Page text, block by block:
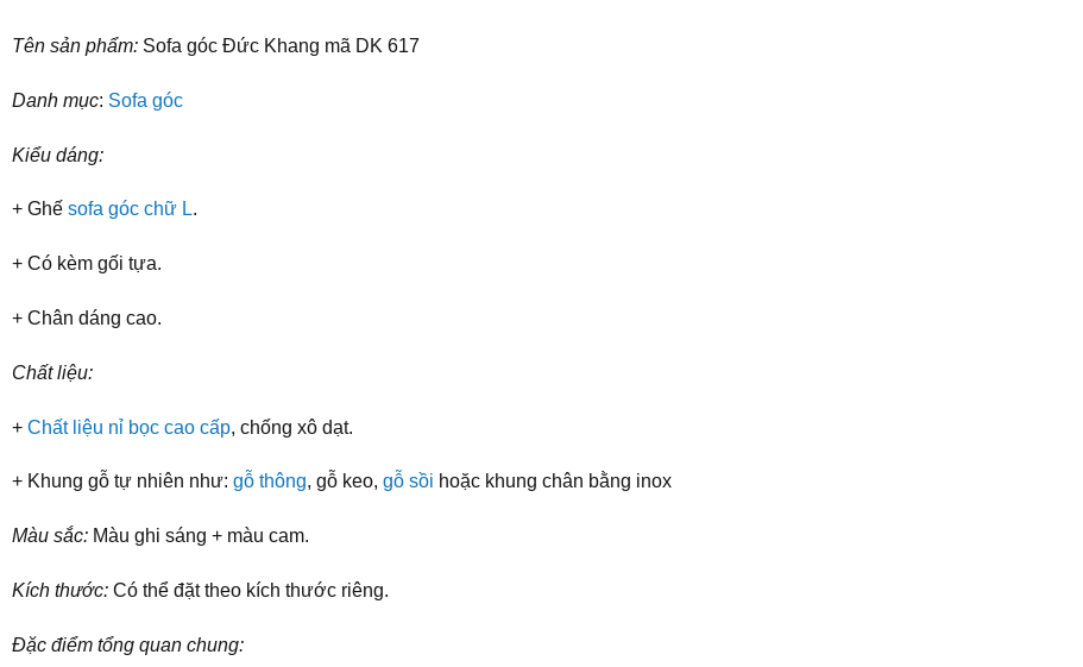
Tên sản phẩm:Sofa góc Đức Khang mã DK 617
Danh mục: Sofa góc
Kiểu dáng:
+ Ghế sofa góc chữ L.
+ Có kèm gối tựa.
+ Chân dáng cao.
Chất liệu:
+ Chất liệu nỉ bọc cao cấp, chống xô dạt.
+ Khung gỗ tự nhiên như: gỗ thông, gỗ keo, gỗ sồi hoặc khung chân bằng inox
Màu sắc:Màu ghi sáng + màu cam.
Kích thước: Có thể đặt theo kích thước riêng.
Đặc điểm tổng quan chung: